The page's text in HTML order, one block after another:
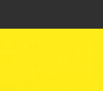
Ferro recebe